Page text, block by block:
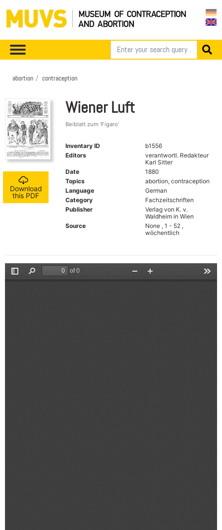
abortion contraception
Download
this PDF
Wiener Luft
Beiblatt zum 'Figaro'
Inventary ID
b1556
Editors
verantwortl. Redakteur
Karl Sitter
Date
1880
Topics
abortion, contraception
Language
German
Category
Fachzeitschriften
Publisher
Verlag von K. v.
Waldheim in Wien
Source
None , 1 - 52 ,
wöchentlich